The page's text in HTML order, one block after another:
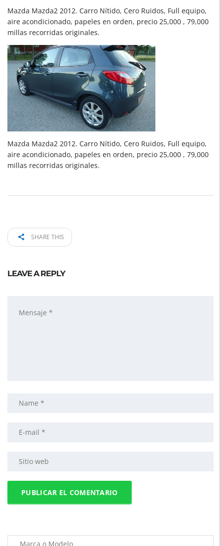
Mazda Mazda2 2012. Carro Nítido, Cero Ruidos, Full equipo,
aire acondicionado, papeles en orden, precio 25,000 , 79,000
millas recorridas originales.
Mazda Mazda2 2012. Carro Nítido, Cero Ruidos, Full equipo,
aire acondicionado, papeles en orden, precio 25,000 , 79,000
millas recorridas originales.
SHARE THIS
LEAVE A REPLY